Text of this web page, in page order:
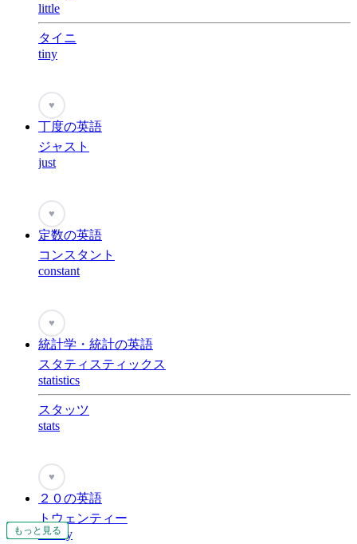
もっと見る
もっと見る
もっと見る
もっと見る
もっと見る
もっと見る
もっと見る
もっと見る
もっと見る
もっと見る
もっと見る
もっと見る
もっと見る
もっと見る
もっと見る
もっと見る
もっと見る
もっと見る
もっと見る
little
タイニ
tiny
もっと見る
♥
丁度の英語
ジャスト
just
♥
定数の英語
コンスタント
constant
♥
統計学・統計の英語
スタティスティックス
statistics
スタッツ
stats
もっと見る
♥
２０の英語
トウェンティー
twenty
もっと見る
もっと見る
もっと見る
もっと見る
もっと見る
もっと見る
もっと見る